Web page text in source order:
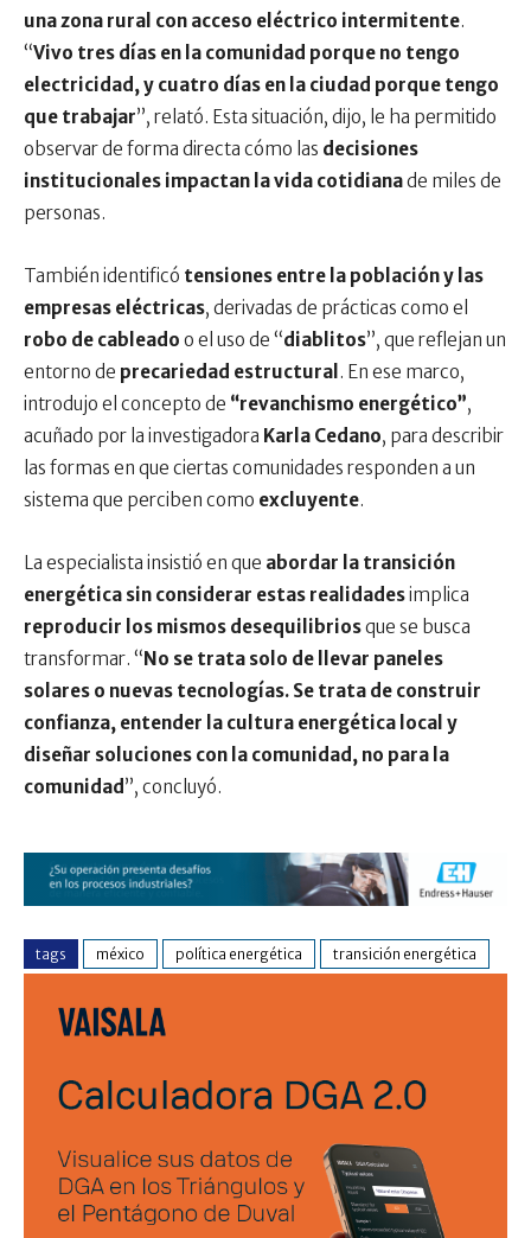
una zona rural con acceso eléctrico intermitente.
“Vivo tres días en la comunidad porque no tengo
electricidad, y cuatro días en la ciudad porque tengo
que trabajar”, relató. Esta situación, dijo, le ha permitido
observar de forma directa cómo las decisiones
institucionales impactan la vida cotidianade miles de
personas.
También identificó tensiones entre la población y las
empresas eléctricas, derivadas de prácticas como el
robo de cableado o el uso de “diablitos”, que reflejan un
entorno de precariedad estructural . En ese marco,
introdujo el concepto de “revanchismo energético”,
acuñado por la investigadora Karla Cedano, para describir
las formas en que ciertas comunidades responden a un
sistema que perciben como excluyente.
La especialista insistió en que abordar la transición
energética sin considerar estas realidadesimplica
reproducir los mismos desequilibriosque se busca
transformar. “No se trata solo de llevar paneles
solares o nuevas tecnologías. Se trata de construir
confianza, entender la cultura energética local y
diseñar soluciones con la comunidad, no para la
comunidad ”, concluyó.
tags méxico política energética transición energética